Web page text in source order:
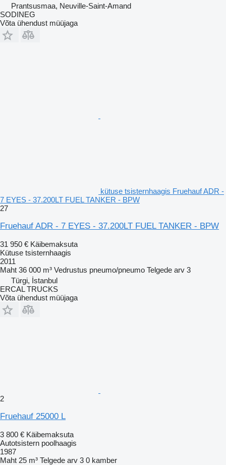
Prantsusmaa, Neuville-Saint-Amand
SODINEG
Võta ühendust müüjaga
kütuse tsisternhaagis Fruehauf ADR -
7 EYES - 37.200LT FUEL TANKER - BPW
27
Fruehauf ADR - 7 EYES - 37.200LT FUEL TANKER - BPW
31 950 € Käibemaksuta
Kütuse tsisternhaagis
2011
Maht 36 000 m³ Vedrustus pneumo/pneumo Telgede arv 3
Türgi, İstanbul
ERCAL TRUCKS
Võta ühendust müüjaga
2
Fruehauf 25000 L
3 800 € Käibemaksuta
Autotsistern poolhaagis
1987
Maht 25 m³ Telgede arv 3 0 kamber